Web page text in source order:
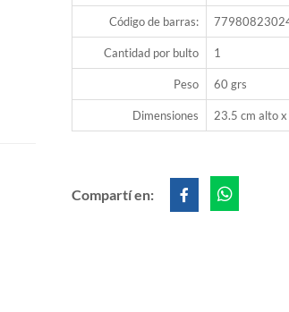
Código de barras:
Cantidad por bulto 1
Peso 60 grs
Dimensiones 23.5 cm alto
Compartí en: